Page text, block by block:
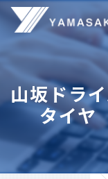
山坂ドラ
タイヤ